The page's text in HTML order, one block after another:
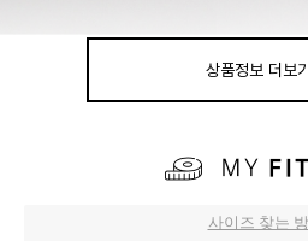
상품정보 더보기